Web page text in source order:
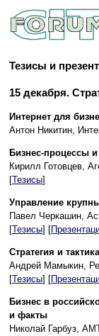
Тезисы и
15 декабря.
Интернет для
Антон Никитин,
Бизнес-процессы
Кирилл Готовцев,
[Тезисы]
Управление
Павел Черкашин,
[Тезисы] [
Стратегия и
Андрей Мамыкин,
[Тезисы] [
Бизнес в
и факты
Николай Гарбуз,